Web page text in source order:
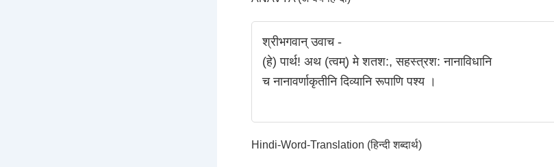
श्रीभगवान् उवाच -
(हे) पार्थ! अथ (त्वम्) मे शतश:, सहस्त्रश: नानाविधानि
च नानावर्णाकृतीनि दिव्यानि रूपाणि पश्य ।
Hindi-Word-Translation (हिन्दी शब्दार्थ)